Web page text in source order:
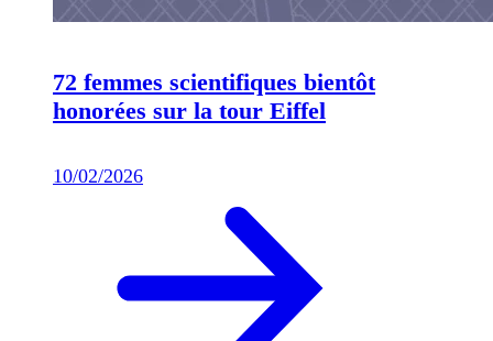
72 femmes scientifiques bientôt
honorées sur la tour Eiffel
10/02/2026